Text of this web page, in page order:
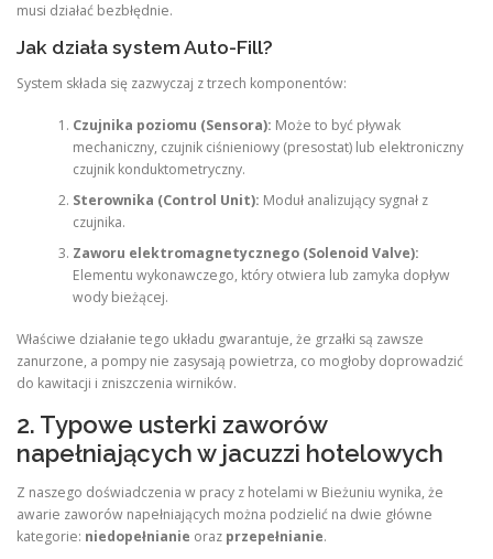
musi działać bezbłędnie.
Jak działa system Auto-Fill?
System składa się zazwyczaj z trzech komponentów:
Czujnika poziomu (Sensora): Może to być pływak
mechaniczny, czujnik ciśnieniowy (presostat) lub elektroniczny
czujnik konduktometryczny.
Sterownika (Control Unit): Moduł analizujący sygnał z
czujnika.
Zaworu elektromagnetycznego (Solenoid Valve):
Elementu wykonawczego, który otwiera lub zamyka dopływ
wody bieżącej.
Właściwe działanie tego układu gwarantuje, że grzałki są zawsze
zanurzone, a pompy nie zasysają powietrza, co mogłoby doprowadzić
do kawitacji i zniszczenia wirników.
2. Typowe usterki zaworów
napełniających w jacuzzi hotelowych
Z naszego doświadczenia w pracy z hotelami w Bieżuniu wynika, że
awarie zaworów napełniających można podzielić na dwie główne
kategorie: niedopełnianie oraz przepełnianie.